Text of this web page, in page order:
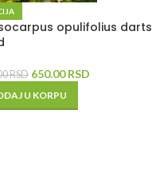
opulifolius darts
RSD 650.00RSD
U KORPU